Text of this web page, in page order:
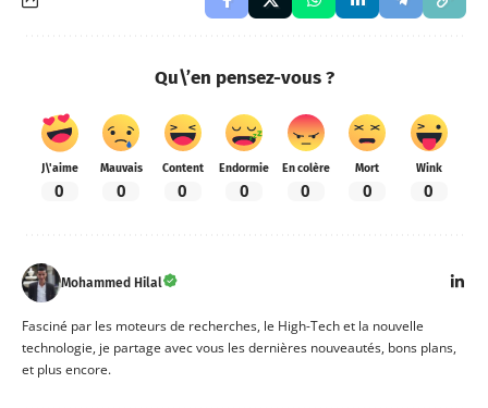
Qu\’en pensez-vous ?
J\'aime
0
Mauvais
0
Content
0
Endormie
0
En colère
0
Mort
0
Wink
0
Mohammed Hilal
Fasciné par les moteurs de recherches, le High-Tech et la nouvelle
technologie, je partage avec vous les dernières nouveautés, bons plans,
et plus encore.